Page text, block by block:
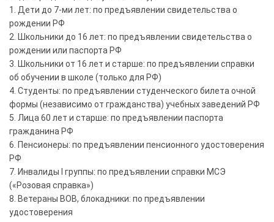
1. Дети до 7-ми лет: по предъявлении свидетельства о
рождении РФ
2. Школьники до 16 лет: по предъявлении свидетельства о
рождении или паспорта РФ
3. Школьники от 16 лет и старше: по предъявлении справки
об обучении в школе (только для РФ)
4. Студенты: по предъявлении студенческого билета очной
формы (независимо от гражданства) учебных заведений РФ
5. Лица 60 лет и старше: по предъявлении паспорта
гражданина РФ
6. Пенсионеры: по предъявлении пенсионного удостоверения
РФ
7. Инвалиды I группы: по предъявлении справки МСЭ
(«Розовая справка»)
8. Ветераны ВОВ, блокадники: по предъявлении
удостоверения